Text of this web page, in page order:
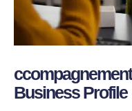
Business Profile